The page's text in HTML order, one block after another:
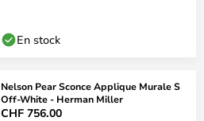
En stock
Nelson Pear Sconce Applique Murale S
Off-White - Herman Miller
CHF 756.00